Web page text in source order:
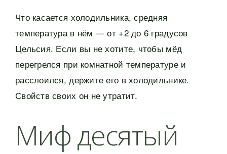
Что касается холодильника, средняя
температура в нём — от +2 до 6 градусов
Цельсия. Если вы не хотите, чтобы мёд
перегрелся при комнатной температуре и
расслоился, держите его в холодильнике.
Свойств своих он не утратит.
Миф десятый